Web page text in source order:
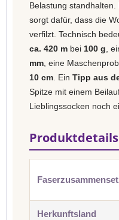
Belastung standhalten.
sorgt dafür, dass die
verfilzt. Technisch
ca. 420 m bei 100 g ,
mm , eine
10 cm . Ein Tipp aus
Spitze mit einem
Lieblingssocken noch
Herkunftsland